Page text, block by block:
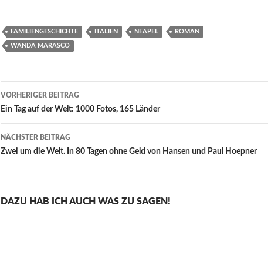
FAMILIENGESCHICHTE ITALIEN NEAPEL ROMAN
WANDA MARASCO
Beitragsnavigation
VORHERIGER BEITRAG
Ein Tag auf der Welt: 1000 Fotos, 165 Länder
NÄCHSTER BEITRAG
Zwei um die Welt. In 80 Tagen ohne Geld von Hansen und Paul Hoepner
DAZU HAB ICH AUCH WAS ZU SAGEN!